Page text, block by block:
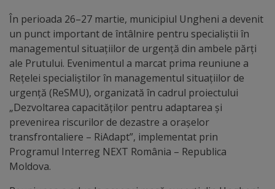
de
onoare
Deținători
ai
titlului
„Merite
pentru
Ungheni”
În perioada 26–27 martie, municipiul Ungheni a devenit
un punct important de întâlnire pentru specialiștii în
managementul situațiilor de urgență din ambele părți
ale Prutului. Evenimentul a marcat prima reuniune a
Rețelei specialiștilor în managementul situațiilor de
urgență (ReSMU), organizată în cadrul proiectului
„Dezvoltarea capacităților pentru adaptarea și
prevenirea riscurilor de dezastre a orașelor
transfrontaliere – RiAdapt”, implementat prin
Programul Interreg NEXT România – Republica
Moldova.